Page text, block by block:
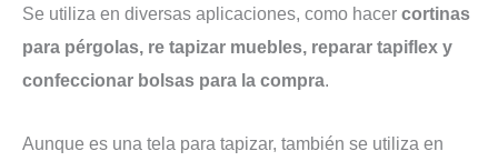
Se utiliza en diversas aplicaciones, como hacer cortinas
para pérgolas, re tapizar muebles, reparar tapiflex y
confeccionar bolsas para la compra.
Aunque es una tela para tapizar, también se utiliza en